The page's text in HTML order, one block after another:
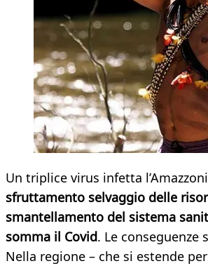
Un triplice virus infetta
sfruttamento selvaggio delle
smantellamento del sistema
somma il Covid. Le conseguenze
Nella regione – che si estende